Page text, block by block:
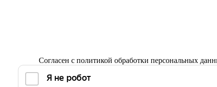
Согласен с политикой обработки персональных